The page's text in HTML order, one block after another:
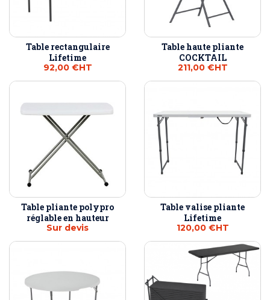
Table rectangulaire
Lifetime
92,00 €HT
Table haute pliante
COCKTAIL
211,00 €HT
Table pliante polypro
réglable en hauteur
Sur devis
Table valise pliante
Lifetime
120,00 €HT